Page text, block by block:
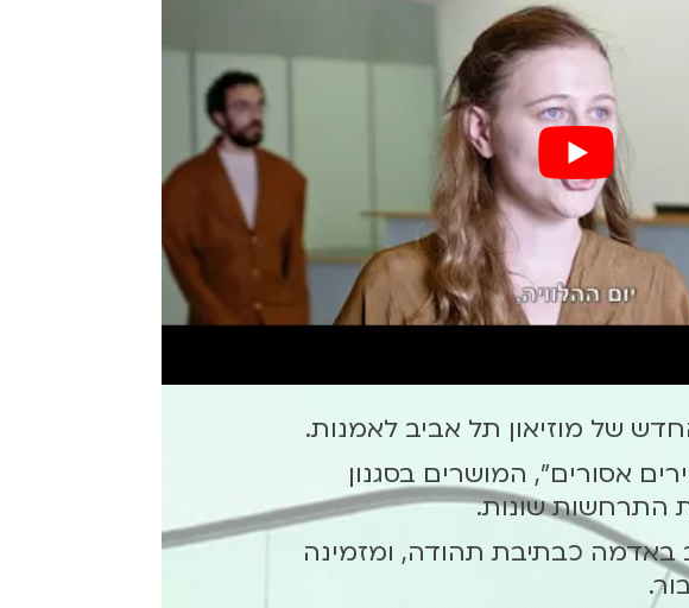
של מוזיאון תל אביב לאמנות.
אסורים", המושרים בסגנון
התרחשות שונות.
כבתיבת תהודה, ומזמינה